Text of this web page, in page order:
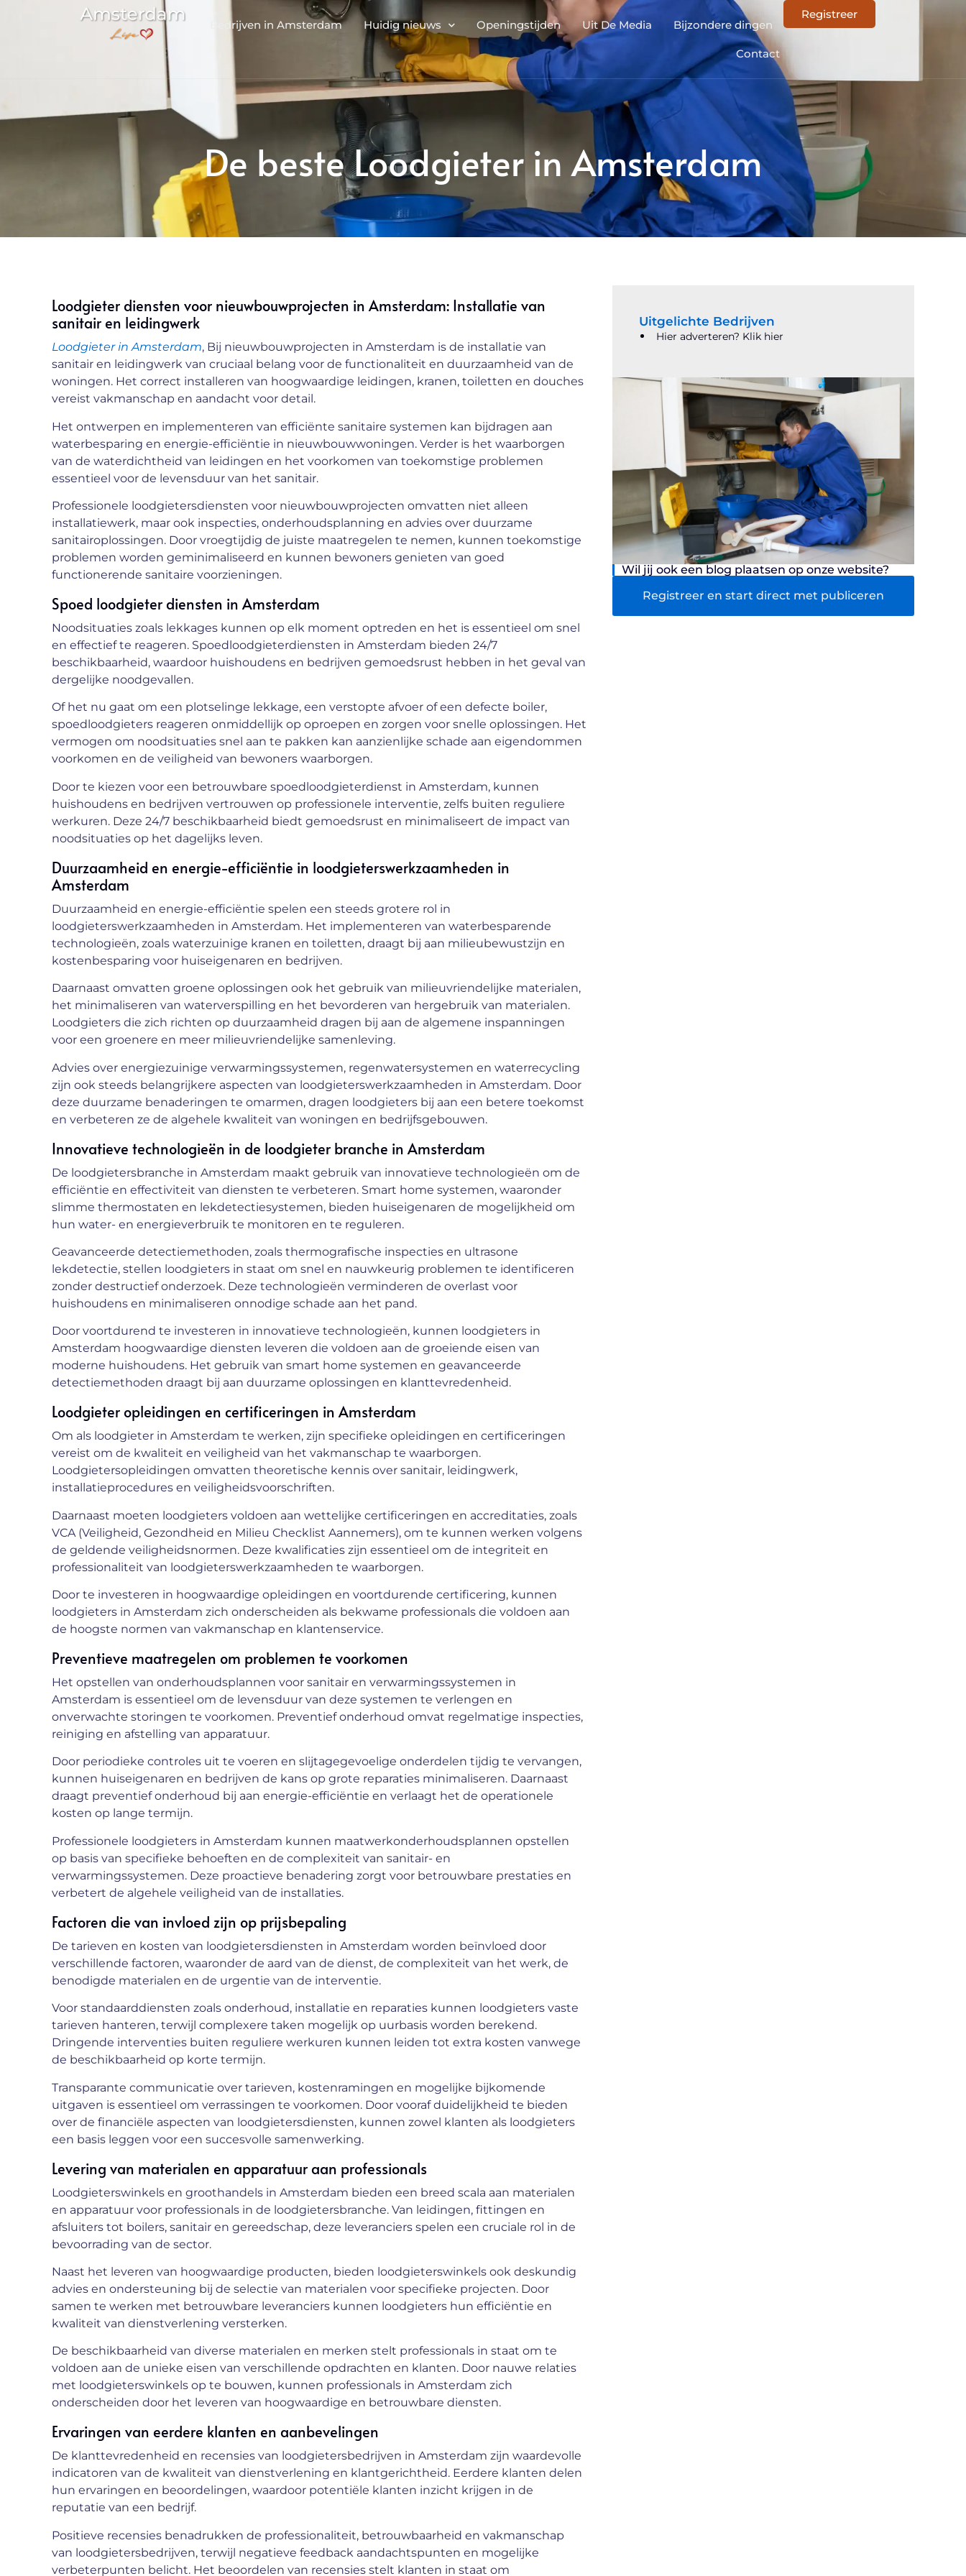
Bedrijven in Amsterdam Huidig nieuws Openingstijden Uit De Media Bijzondere dingen
Contact
Registreer
De beste Loodgieter in Amsterdam
Loodgieter diensten voor nieuwbouwprojecten in Amsterdam: Installatie van
sanitair en leidingwerk
Loodgieter in Amsterdam, Bij nieuwbouwprojecten in Amsterdam is de installatie van
sanitair en leidingwerk van cruciaal belang voor de functionaliteit en duurzaamheid van de
woningen. Het correct installeren van hoogwaardige leidingen, kranen, toiletten en douches
vereist vakmanschap en aandacht voor detail.
Het ontwerpen en implementeren van efficiënte sanitaire systemen kan bijdragen aan
waterbesparing en energie-efficiëntie in nieuwbouwwoningen. Verder is het waarborgen
van de waterdichtheid van leidingen en het voorkomen van toekomstige problemen
essentieel voor de levensduur van het sanitair.
Professionele loodgietersdiensten voor nieuwbouwprojecten omvatten niet alleen
installatiewerk, maar ook inspecties, onderhoudsplanning en advies over duurzame
sanitairoplossingen. Door vroegtijdig de juiste maatregelen te nemen, kunnen toekomstige
problemen worden geminimaliseerd en kunnen bewoners genieten van goed
functionerende sanitaire voorzieningen.
Spoed loodgieter diensten in Amsterdam
Noodsituaties zoals lekkages kunnen op elk moment optreden en het is essentieel om snel
en effectief te reageren. Spoedloodgieterdiensten in Amsterdam bieden 24/7
beschikbaarheid, waardoor huishoudens en bedrijven gemoedsrust hebben in het geval van
dergelijke noodgevallen.
Of het nu gaat om een plotselinge lekkage, een verstopte afvoer of een defecte boiler,
spoedloodgieters reageren onmiddellijk op oproepen en zorgen voor snelle oplossingen. Het
vermogen om noodsituaties snel aan te pakken kan aanzienlijke schade aan eigendommen
voorkomen en de veiligheid van bewoners waarborgen.
Door te kiezen voor een betrouwbare spoedloodgieterdienst in Amsterdam, kunnen
huishoudens en bedrijven vertrouwen op professionele interventie, zelfs buiten reguliere
werkuren. Deze 24/7 beschikbaarheid biedt gemoedsrust en minimaliseert de impact van
noodsituaties op het dagelijks leven.
Duurzaamheid en energie-efficiëntie in loodgieterswerkzaamheden in
Amsterdam
Duurzaamheid en energie-efficiëntie spelen een steeds grotere rol in
loodgieterswerkzaamheden in Amsterdam. Het implementeren van waterbesparende
technologieën, zoals waterzuinige kranen en toiletten, draagt bij aan milieubewustzijn en
kostenbesparing voor huiseigenaren en bedrijven.
Daarnaast omvatten groene oplossingen ook het gebruik van milieuvriendelijke materialen,
het minimaliseren van waterverspilling en het bevorderen van hergebruik van materialen.
Loodgieters die zich richten op duurzaamheid dragen bij aan de algemene inspanningen
voor een groenere en meer milieuvriendelijke samenleving.
Advies over energiezuinige verwarmingssystemen, regenwatersystemen en waterrecycling
zijn ook steeds belangrijkere aspecten van loodgieterswerkzaamheden in Amsterdam. Door
deze duurzame benaderingen te omarmen, dragen loodgieters bij aan een betere toekomst
en verbeteren ze de algehele kwaliteit van woningen en bedrijfsgebouwen.
Innovatieve technologieën in de loodgieter branche in Amsterdam
De loodgietersbranche in Amsterdam maakt gebruik van innovatieve technologieën om de
efficiëntie en effectiviteit van diensten te verbeteren. Smart home systemen, waaronder
slimme thermostaten en lekdetectiesystemen, bieden huiseigenaren de mogelijkheid om
hun water- en energieverbruik te monitoren en te reguleren.
Geavanceerde detectiemethoden, zoals thermografische inspecties en ultrasone
lekdetectie, stellen loodgieters in staat om snel en nauwkeurig problemen te identificeren
zonder destructief onderzoek. Deze technologieën verminderen de overlast voor
huishoudens en minimaliseren onnodige schade aan het pand.
Door voortdurend te investeren in innovatieve technologieën, kunnen loodgieters in
Amsterdam hoogwaardige diensten leveren die voldoen aan de groeiende eisen van
moderne huishoudens. Het gebruik van smart home systemen en geavanceerde
detectiemethoden draagt bij aan duurzame oplossingen en klanttevredenheid.
Loodgieter opleidingen en certificeringen in Amsterdam
Om als loodgieter in Amsterdam te werken, zijn specifieke opleidingen en certificeringen
vereist om de kwaliteit en veiligheid van het vakmanschap te waarborgen.
Loodgietersopleidingen omvatten theoretische kennis over sanitair, leidingwerk,
installatieprocedures en veiligheidsvoorschriften.
Daarnaast moeten loodgieters voldoen aan wettelijke certificeringen en accreditaties, zoals
VCA (Veiligheid, Gezondheid en Milieu Checklist Aannemers), om te kunnen werken volgens
de geldende veiligheidsnormen. Deze kwalificaties zijn essentieel om de integriteit en
professionaliteit van loodgieterswerkzaamheden te waarborgen.
Door te investeren in hoogwaardige opleidingen en voortdurende certificering, kunnen
loodgieters in Amsterdam zich onderscheiden als bekwame professionals die voldoen aan
de hoogste normen van vakmanschap en klantenservice.
Preventieve maatregelen om problemen te voorkomen
Het opstellen van onderhoudsplannen voor sanitair en verwarmingssystemen in
Amsterdam is essentieel om de levensduur van deze systemen te verlengen en
onverwachte storingen te voorkomen. Preventief onderhoud omvat regelmatige inspecties,
reiniging en afstelling van apparatuur.
Door periodieke controles uit te voeren en slijtagegevoelige onderdelen tijdig te vervangen,
kunnen huiseigenaren en bedrijven de kans op grote reparaties minimaliseren. Daarnaast
draagt preventief onderhoud bij aan energie-efficiëntie en verlaagt het de operationele
kosten op lange termijn.
Professionele loodgieters in Amsterdam kunnen maatwerkonderhoudsplannen opstellen
op basis van specifieke behoeften en de complexiteit van sanitair- en
verwarmingssystemen. Deze proactieve benadering zorgt voor betrouwbare prestaties en
verbetert de algehele veiligheid van de installaties.
Factoren die van invloed zijn op prijsbepaling
De tarieven en kosten van loodgietersdiensten in Amsterdam worden beïnvloed door
verschillende factoren, waaronder de aard van de dienst, de complexiteit van het werk, de
benodigde materialen en de urgentie van de interventie.
Voor standaarddiensten zoals onderhoud, installatie en reparaties kunnen loodgieters vaste
tarieven hanteren, terwijl complexere taken mogelijk op uurbasis worden berekend.
Dringende interventies buiten reguliere werkuren kunnen leiden tot extra kosten vanwege
de beschikbaarheid op korte termijn.
Transparante communicatie over tarieven, kostenramingen en mogelijke bijkomende
uitgaven is essentieel om verrassingen te voorkomen. Door vooraf duidelijkheid te bieden
over de financiële aspecten van loodgietersdiensten, kunnen zowel klanten als loodgieters
een basis leggen voor een succesvolle samenwerking.
Levering van materialen en apparatuur aan professionals
Loodgieterswinkels en groothandels in Amsterdam bieden een breed scala aan materialen
en apparatuur voor professionals in de loodgietersbranche. Van leidingen, fittingen en
afsluiters tot boilers, sanitair en gereedschap, deze leveranciers spelen een cruciale rol in de
bevoorrading van de sector.
Naast het leveren van hoogwaardige producten, bieden loodgieterswinkels ook deskundig
advies en ondersteuning bij de selectie van materialen voor specifieke projecten. Door
samen te werken met betrouwbare leveranciers kunnen loodgieters hun efficiëntie en
kwaliteit van dienstverlening versterken.
De beschikbaarheid van diverse materialen en merken stelt professionals in staat om te
voldoen aan de unieke eisen van verschillende opdrachten en klanten. Door nauwe relaties
met loodgieterswinkels op te bouwen, kunnen professionals in Amsterdam zich
onderscheiden door het leveren van hoogwaardige en betrouwbare diensten.
Ervaringen van eerdere klanten en aanbevelingen
De klanttevredenheid en recensies van loodgietersbedrijven in Amsterdam zijn waardevolle
indicatoren van de kwaliteit van dienstverlening en klantgerichtheid. Eerdere klanten delen
hun ervaringen en beoordelingen, waardoor potentiële klanten inzicht krijgen in de
reputatie van een bedrijf.
Positieve recensies benadrukken de professionaliteit, betrouwbaarheid en vakmanschap
van loodgietersbedrijven, terwijl negatieve feedback aandachtspunten en mogelijke
verbeterpunten belicht. Het beoordelen van recensies stelt klanten in staat om
Uitgelichte Bedrijven
Hier adverteren? Klik hier
Wil jij ook een blog plaatsen op onze website?
Registreer en start direct met publiceren